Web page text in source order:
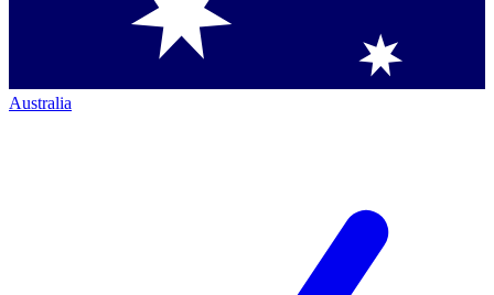
Australia